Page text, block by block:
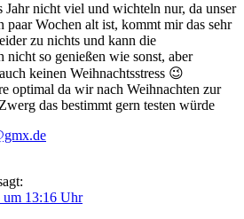
Jahr nicht viel und wichteln nur, da unser
paar Wochen alt ist, kommt mir das sehr
zu nichts und kann die
nicht so genießen wie sonst, aber
keinen Weihnachtsstress 😉
optimal da wir nach Weihnachten zur
das bestimmt gern testen würde
um 13:16 Uhr